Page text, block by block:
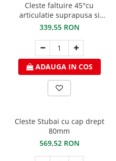
Cleste faltuire 45°cu
articulatie suprapusa si
adancime de lucru 60mm
339,55 RON
ADAUGA IN COS
Cleste Stubai cu cap drept
80mm
569,52 RON